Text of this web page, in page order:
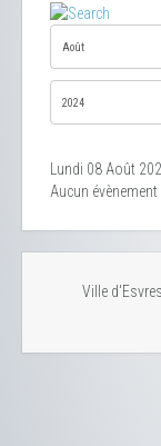
Lundi 08 Août
Aucun
Ville